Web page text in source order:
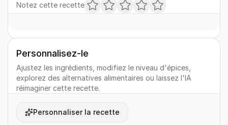
Notez cette recette
Personnalisez-le
Ajustez les ingrédients, modifiez le niveau d'épices,
explorez des alternatives alimentaires ou laissez l'IA
réimaginer cette recette.
Personnaliser la recette